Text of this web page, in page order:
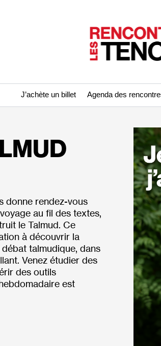
J’achète un billet Agenda des
donne rendez-vous
au fil des textes,
le Talmud. Ce
à découvrir la
talmudique, dans
Venez étudier des
des outils
est